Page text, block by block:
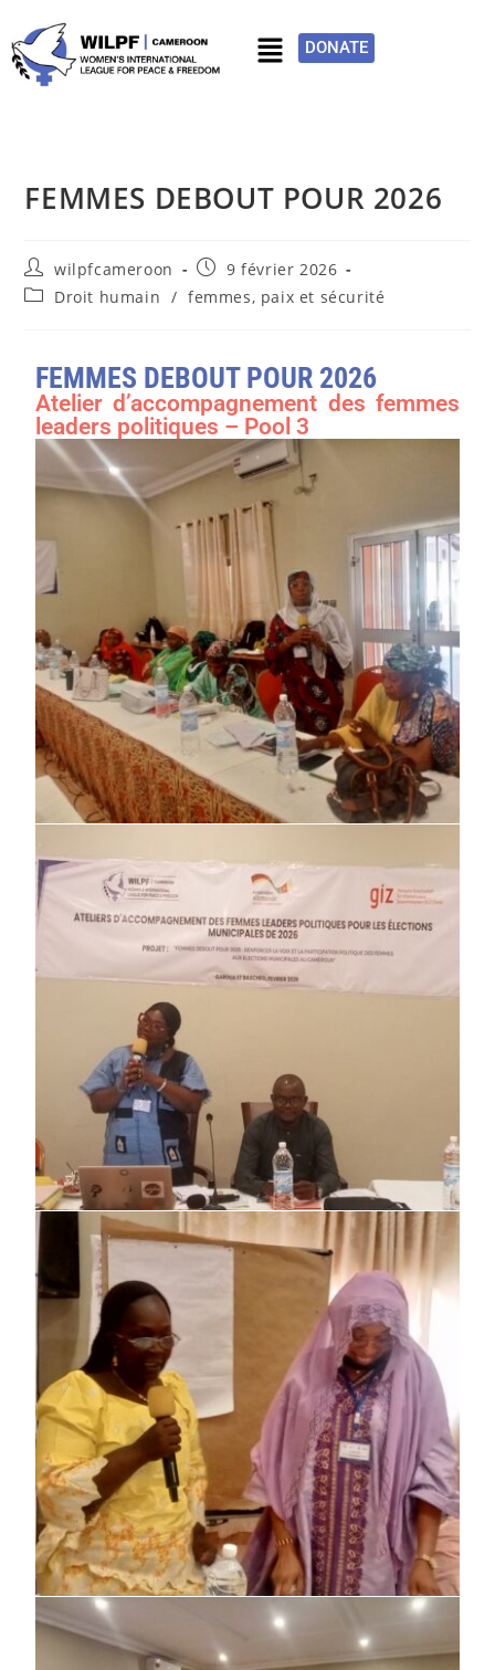
DONATE
FEMMES DEBOUT POUR 2026
wilpfcameroon
9 février 2026
Droit humain / femmes, paix et sécurité
FEMMES DEBOUT POUR 2026
Atelier d’accompagnement des femmes
leaders politiques – Pool 3